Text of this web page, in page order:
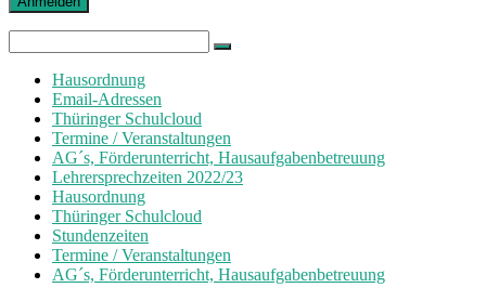
for:
Hausordnung
Email-Adressen
Thüringer Schulcloud
Termine / Veranstaltungen
AG´s, Förderunterricht, Hausaufgabenbetreuung
Lehrersprechzeiten 2022/23
Hausordnung
Thüringer Schulcloud
Stundenzeiten
Termine / Veranstaltungen
AG´s, Förderunterricht, Hausaufgabenbetreuung